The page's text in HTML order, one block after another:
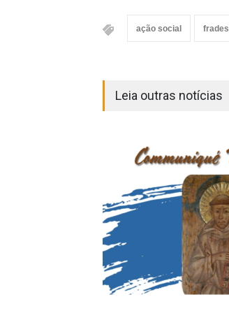
ação social frades
Leia outras notícias